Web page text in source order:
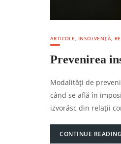
ARTICOLE INSOLVENȚĂ,
Prevenirea
Modalități de
când se află în
izvorăsc din relații
CONTINUE READING